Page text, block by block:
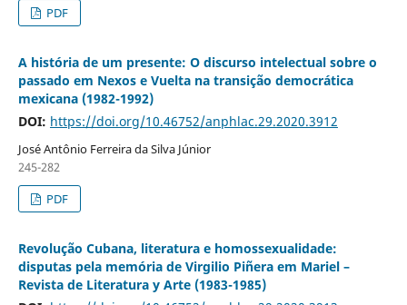
PDF
A história de um presente: O discurso intelectual sobre o
passado em Nexos e Vuelta na transição democrática
mexicana (1982-1992)
DOI: https://doi.org/10.46752/anphlac.29.2020.3912
José Antônio Ferreira da Silva Júnior
245-282
PDF
Revolução Cubana, literatura e homossexualidade:
disputas pela memória de Virgilio Piñera em Mariel –
Revista de Literatura y Arte (1983-1985)